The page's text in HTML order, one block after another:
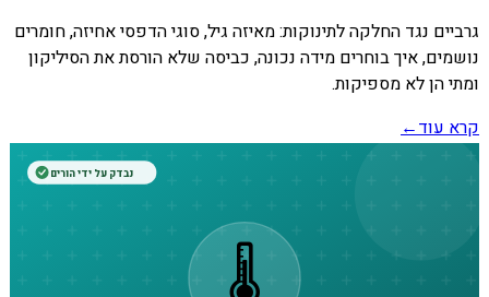
גרביים נגד החלקה לתינוקות: מאיזה גיל, סוגי הדפסי אחיזה, חומרים
נושמים, איך בוחרים מידה נכונה, כביסה שלא הורסת את הסיליקון
ומתי הן לא מספיקות.
קרא עוד←
🌡️
נבדק על ידי הורים